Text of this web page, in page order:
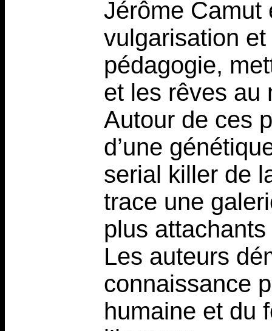
Jérôme
vulgarisation et
pédagogie,
et les rêves au
Autour de ces
d’une
serial killer de
trace une
plus
Les auteurs
connaissance
humaine et du